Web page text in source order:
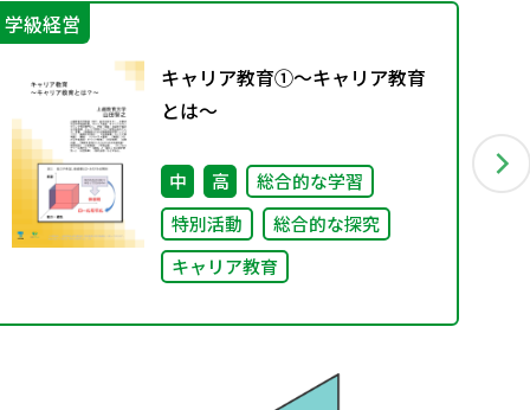
学級経営
キャリア教育①～キャリア教育
とは～
中 高
総合的な学習
特別活動
総合的な探究
キャリア教育